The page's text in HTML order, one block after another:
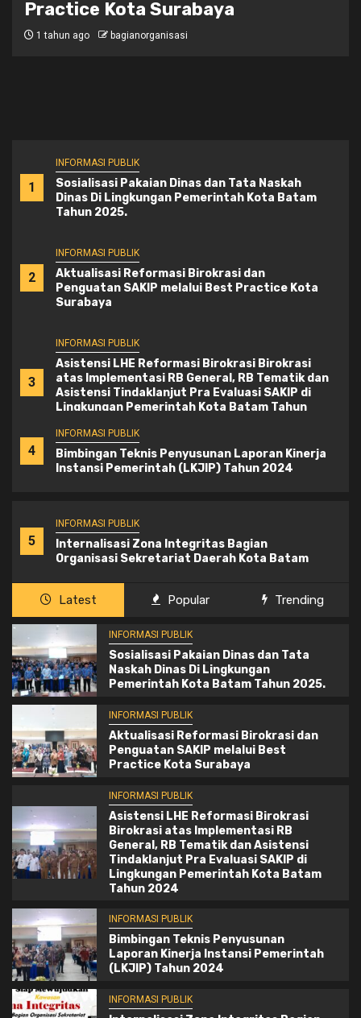
1
INFORMASI PUBLIK
Sosialisasi Pakaian Dinas dan Tata Naskah
Dinas Di Lingkungan Pemerintah Kota Batam
Tahun 2025.
2
INFORMASI PUBLIK
Aktualisasi Reformasi Birokrasi dan
Penguatan SAKIP melalui Best Practice Kota
Surabaya
3
INFORMASI PUBLIK
Asistensi LHE Reformasi Birokrasi Birokrasi
atas Implementasi RB General, RB Tematik dan
Asistensi Tindaklanjut Pra Evaluasi SAKIP di
Lingkungan Pemerintah Kota Batam Tahun
4
INFORMASI PUBLIK
Bimbingan Teknis Penyusunan Laporan Kinerja
Instansi Pemerintah (LKJIP) Tahun 2024
5
INFORMASI PUBLIK
Internalisasi Zona Integritas Bagian
Organisasi Sekretariat Daerah Kota Batam
Practice Kota Surabaya
1 tahun ago bagianorganisasi
Latest Popular Trending
INFORMASI PUBLIK
Sosialisasi Pakaian Dinas dan Tata
Naskah Dinas Di Lingkungan
Pemerintah Kota Batam Tahun 2025.
INFORMASI PUBLIK
Aktualisasi Reformasi Birokrasi dan
Penguatan SAKIP melalui Best
Practice Kota Surabaya
INFORMASI PUBLIK
Asistensi LHE Reformasi Birokrasi
Birokrasi atas Implementasi RB
General, RB Tematik dan Asistensi
Tindaklanjut Pra Evaluasi SAKIP di
Lingkungan Pemerintah Kota Batam
Tahun 2024
INFORMASI PUBLIK
Bimbingan Teknis Penyusunan
Laporan Kinerja Instansi Pemerintah
(LKJIP) Tahun 2024
INFORMASI PUBLIK